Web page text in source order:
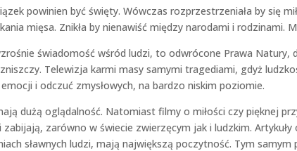
powinien być święty. Wówczas rozprzestrzeniała by się
mięsa. Znikła by nienawiść między narodami i rodzinami.
świadomość wśród ludzi, to odwrócone Prawa
Telewizja karmi masy samymi tragediami, gdyż
i odczuć zmysłowych, na bardzo niskim poziomie.
dużą oglądalność. Natomiast filmy o miłości czy pięknej
zabijają, zarówno w świecie zwierzęcym jak i ludzkim.
sławnych ludzi, mają największą poczytność. Tym